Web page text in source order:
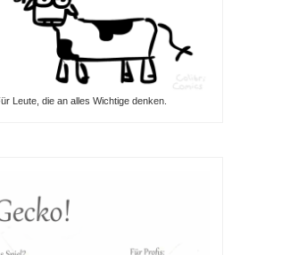
Leute, die an alles Wichtige denken.